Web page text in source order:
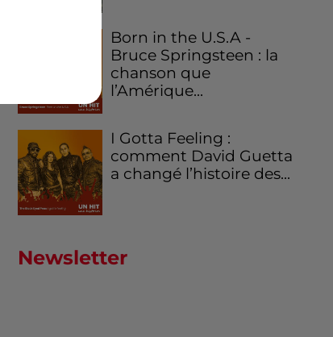
Born in the U.S.A -
Bruce Springsteen : la
chanson que
l’Amérique...
I Gotta Feeling :
comment David Guetta
a changé l’histoire des...
Newsletter